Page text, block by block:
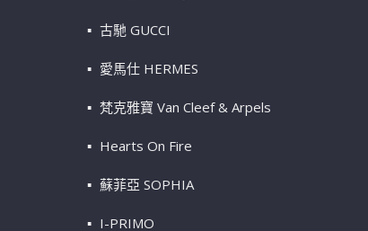
古馳 GUCCI
愛馬仕 HERMES
梵克雅寶 Van Cleef & Arpels
Hearts On Fire
蘇菲亞 SOPHIA
I-PRIMO